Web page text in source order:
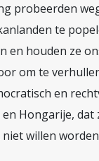
probeerden
te
en houden ze
om te
en
Hongarije, dat
willen